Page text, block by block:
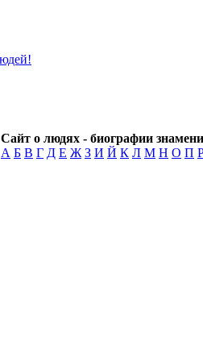
Сайт о людях - биографии
А Б В Г Д Е Ж З И Й К Л М Н О П